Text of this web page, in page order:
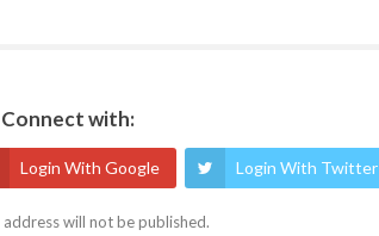
Connect with:
Login With Google Login With Twitter
address will not be published.